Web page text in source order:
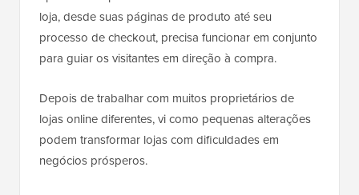
loja, desde suas páginas de produto até seu
processo de checkout, precisa funcionar em conjunto
para guiar os visitantes em direção à compra.
Depois de trabalhar com muitos proprietários de
lojas online diferentes, vi como pequenas alterações
podem transformar lojas com dificuldades em
negócios prósperos.